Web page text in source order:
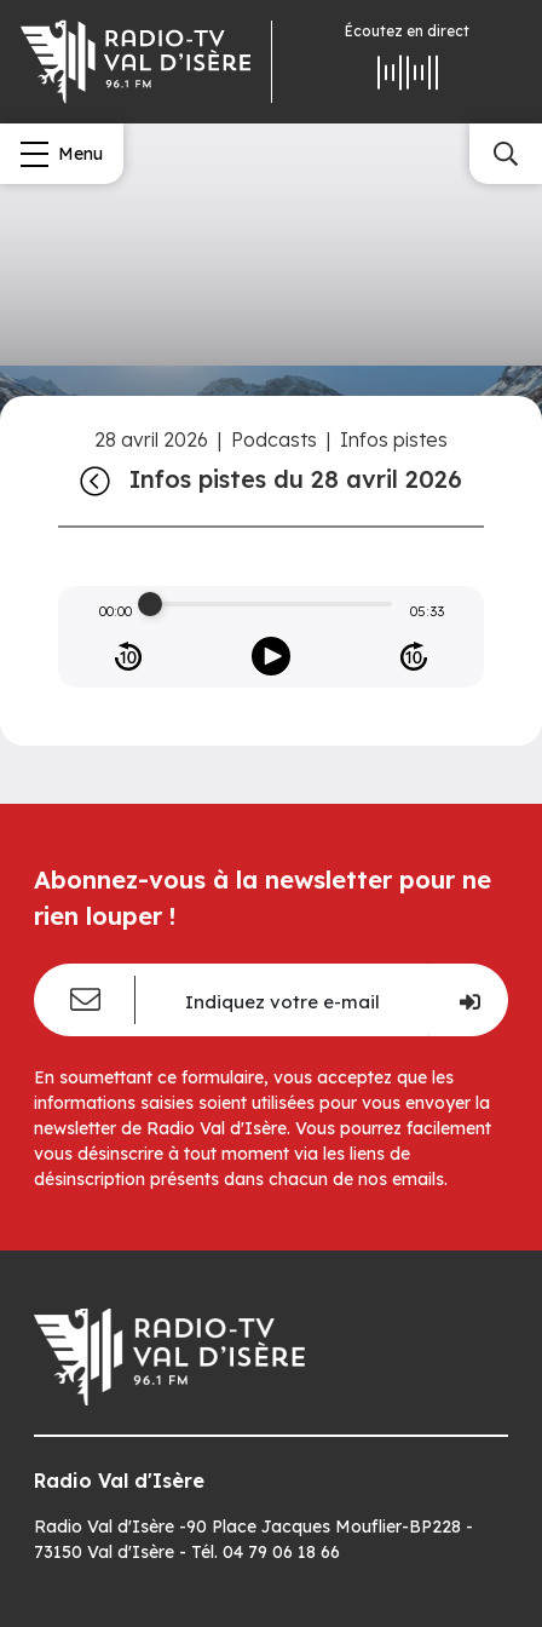
Écoutez en direct
Menu
28 avril 2026 | Podcasts | Infos pistes
Infos pistes du 28 avril 2026
00:00 05:33
Abonnez-vous à la newsletter pour ne
rien louper !
En soumettant ce formulaire, vous acceptez que les
informations saisies soient utilisées pour vous envoyer la
newsletter de Radio Val d'Isère. Vous pourrez facilement
vous désinscrire à tout moment via les liens de
désinscription présents dans chacun de nos emails.
Radio Val d'Isère
Radio Val d'Isère -90 Place Jacques Mouflier-BP228 -
73150 Val d'Isère - Tél. 04 79 06 18 66